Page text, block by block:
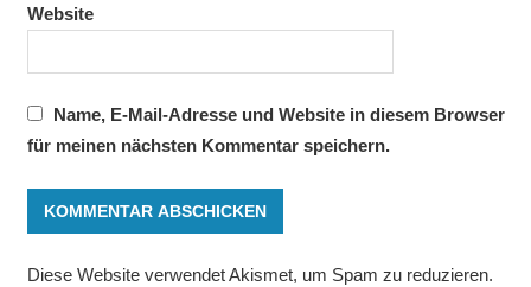
Website
Name, E-Mail-Adresse und Website in diesem Browser
für meinen nächsten Kommentar speichern.
Diese Website verwendet Akismet, um Spam zu reduzieren.